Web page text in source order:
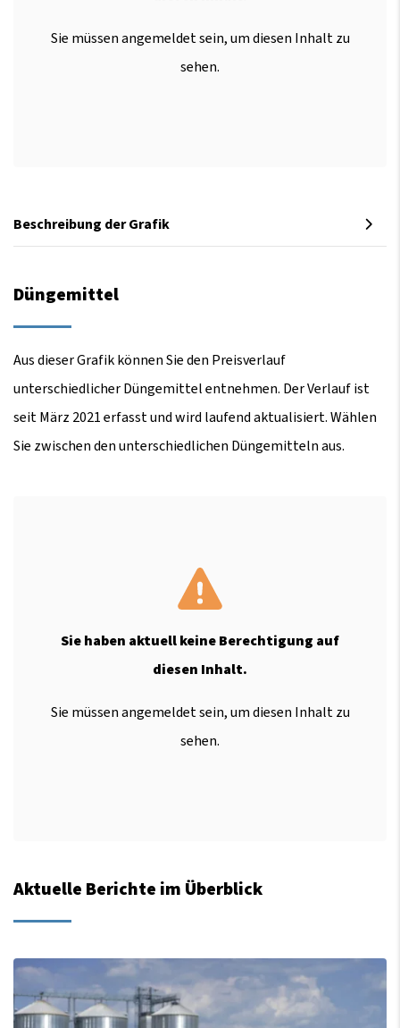
Sie müssen angemeldet sein, um diesen Inhalt zu
sehen.
Beschreibung der Grafik
Düngemittel
Aus dieser Grafik können Sie den Preisverlauf
unterschiedlicher Düngemittel entnehmen. Der Verlauf ist
seit März 2021 erfasst und wird laufend aktualisiert. Wählen
Sie zwischen den unterschiedlichen Düngemitteln aus.
Sie haben aktuell keine Berechtigung auf
diesen Inhalt.
Sie müssen angemeldet sein, um diesen Inhalt zu
sehen.
Aktuelle Berichte im Überblick